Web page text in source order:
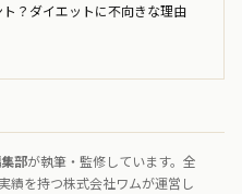
？ダイエットに不向きな理由
部が執筆・監修しています。全
績を持つ株式会社ワムが運営し